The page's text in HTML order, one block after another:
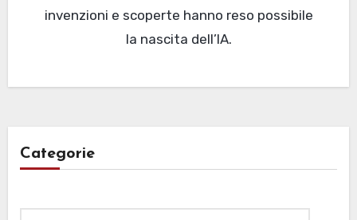
invenzioni e scoperte hanno reso possibile
la nascita dell’IA.
Categorie